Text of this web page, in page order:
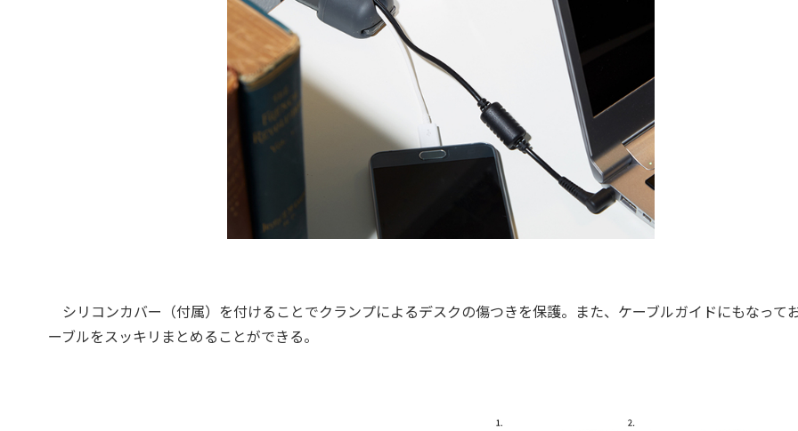
シリコンカバー（付属）を付けることでクランプによるデスクの傷つきを保護。また、ケーブルガイドにもなって
ーブルをスッキリまとめることができる。